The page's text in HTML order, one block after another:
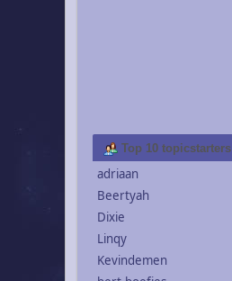
Top 10 topicstarters
adriaan
Beertyah
Dixie
Linqy
Kevindemen